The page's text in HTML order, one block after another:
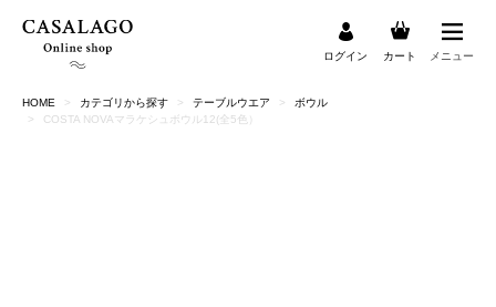
ログイン カート メニュー
HOME カテゴリから探す テーブルウエア
ボウル
COSTA NOVAマラケシュボウル12(全5色）
検索